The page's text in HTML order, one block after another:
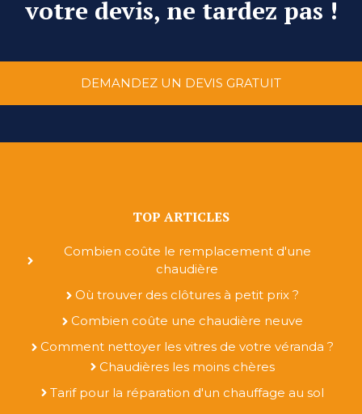
votre devis, ne tardez pas !
DEMANDEZ UN DEVIS GRATUIT
TOP ARTICLES
Combien coûte le remplacement d'une
chaudière
Où trouver des clôtures à petit prix ?
Combien coûte une chaudière neuve
Comment nettoyer les vitres de votre véranda ?
Chaudières les moins chères
Tarif pour la réparation d'un chauffage au sol